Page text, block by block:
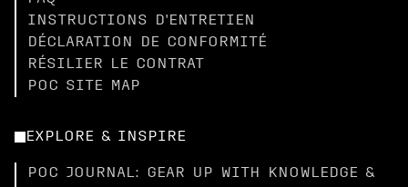
INSTRUCTIONS D'ENTRETIEN
DÉCLARATION DE CONFORMITÉ
RÉSILIER LE CONTRAT
POC SITE MAP
EXPLORE & INSPIRE
POC JOURNAL: GEAR UP WITH KNOWLEDGE &